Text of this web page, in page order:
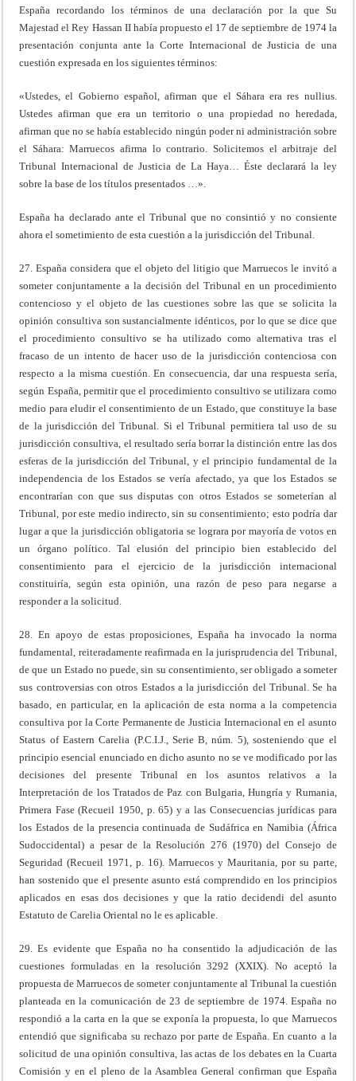
España recordando los términos de una declaración por la que Su
Majestad el Rey Hassan II había propuesto el 17 de septiembre de 1974 la
presentación conjunta ante la Corte Internacional de Justicia de una
cuestión expresada en los siguientes términos:
«Ustedes, el Gobierno español, afirman que el Sáhara era res nullius.
Ustedes afirman que era un territorio o una propiedad no heredada,
afirman que no se había establecido ningún poder ni administración sobre
el Sáhara: Marruecos afirma lo contrario. Solicitemos el arbitraje del
Tribunal Internacional de Justicia de La Haya… Éste declarará la ley
sobre la base de los títulos presentados …».
España ha declarado ante el Tribunal que no consintió y no consiente
ahora el sometimiento de esta cuestión a la jurisdicción del Tribunal.
27. España considera que el objeto del litigio que Marruecos le invitó a
someter conjuntamente a la decisión del Tribunal en un procedimiento
contencioso y el objeto de las cuestiones sobre las que se solicita la
opinión consultiva son sustancialmente idénticos, por lo que se dice que
el procedimiento consultivo se ha utilizado como alternativa tras el
fracaso de un intento de hacer uso de la jurisdicción contenciosa con
respecto a la misma cuestión. En consecuencia, dar una respuesta sería,
según España, permitir que el procedimiento consultivo se utilizara como
medio para eludir el consentimiento de un Estado, que constituye la base
de la jurisdicción del Tribunal. Si el Tribunal permitiera tal uso de su
jurisdicción consultiva, el resultado sería borrar la distinción entre las dos
esferas de la jurisdicción del Tribunal, y el principio fundamental de la
independencia de los Estados se vería afectado, ya que los Estados se
encontrarían con que sus disputas con otros Estados se someterían al
Tribunal, por este medio indirecto, sin su consentimiento; esto podría dar
lugar a que la jurisdicción obligatoria se lograra por mayoría de votos en
un órgano político. Tal elusión del principio bien establecido del
consentimiento para el ejercicio de la jurisdicción internacional
constituiría, según esta opinión, una razón de peso para negarse a
responder a la solicitud.
28. En apoyo de estas proposiciones, España ha invocado la norma
fundamental, reiteradamente reafirmada en la jurisprudencia del Tribunal,
de que un Estado no puede, sin su consentimiento, ser obligado a someter
sus controversias con otros Estados a la jurisdicción del Tribunal. Se ha
basado, en particular, en la aplicación de esta norma a la competencia
consultiva por la Corte Permanente de Justicia Internacional en el asunto
Status of Eastern Carelia (P.C.I.J., Serie B, núm. 5), sosteniendo que el
principio esencial enunciado en dicho asunto no se ve modificado por las
decisiones del presente Tribunal en los asuntos relativos a la
Interpretación de los Tratados de Paz con Bulgaria, Hungría y Rumania,
Primera Fase (Recueil 1950, p. 65) y a las Consecuencias jurídicas para
los Estados de la presencia continuada de Sudáfrica en Namibia (África
Sudoccidental) a pesar de la Resolución 276 (1970) del Consejo de
Seguridad (Recueil 1971, p. 16). Marruecos y Mauritania, por su parte,
han sostenido que el presente asunto está comprendido en los principios
aplicados en esas dos decisiones y que la ratio decidendi del asunto
Estatuto de Carelia Oriental no le es aplicable.
29. Es evidente que España no ha consentido la adjudicación de las
cuestiones formuladas en la resolución 3292 (XXIX). No aceptó la
propuesta de Marruecos de someter conjuntamente al Tribunal la cuestión
planteada en la comunicación de 23 de septiembre de 1974. España no
respondió a la carta en la que se exponía la propuesta, lo que Marruecos
entendió que significaba su rechazo por parte de España. En cuanto a la
solicitud de una opinión consultiva, las actas de los debates en la Cuarta
Comisión y en el pleno de la Asamblea General confirman que España